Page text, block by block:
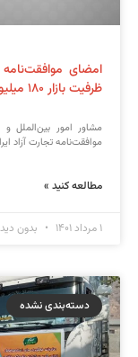
امضای موافقت‌نامه
ظرفیت بازار ۱۸۰ میلیون نفری برای کالاهای ایرانی
مشاور امور بین‌الملل
موافقت‌نامه تجارت آزاد
مطالعه کنید »
۱ مرداد ۱۴۰۱ بدون
دسته‌بندی نشده